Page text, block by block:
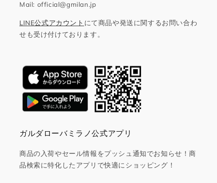
Mail: official@gmilan.jp
LINE公式アカウント にて商品や発送に関するお問い合わ
せも受け付けております。
ガルダローバミラノ公式アプリ
商品の入荷やセール情報をプッシュ通知でお知らせ！商
品検索に特化したアプリで快適にショッピング！